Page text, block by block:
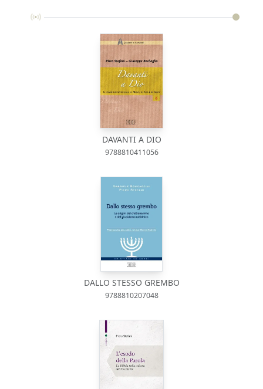
DAVANTI A DIO
9788810411056
DALLO STESSO GREMBO
9788810207048